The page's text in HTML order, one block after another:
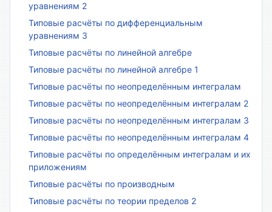
уравнениям 2
Типовые расчёты по дифференциальным
уравнениям 3
Типовые расчёты по линейной алгебре
Типовые расчёты по линейной алгебре 1
Типовые расчёты по неопределённым интегралам
Типовые расчёты по неопределённым интегралам 2
Типовые расчёты по неопределённым интегралам 3
Типовые расчёты по неопределённым интегралам 4
Типовые расчёты по определённым интегралам и их
приложениям
Типовые расчёты по производным
Типовые расчёты по теории пределов 2